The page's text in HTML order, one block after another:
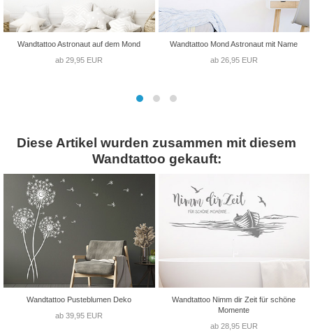
Wandtattoo Astronaut auf dem Mond
ab 29,95 EUR
Wandtattoo Mond Astronaut mit Name
ab 26,95 EUR
Diese Artikel wurden zusammen mit diesem
Wandtattoo gekauft:
Wandtattoo Pusteblumen Deko
ab 39,95 EUR
Wandtattoo Nimm dir Zeit für schöne
Momente
ab 28,95 EUR